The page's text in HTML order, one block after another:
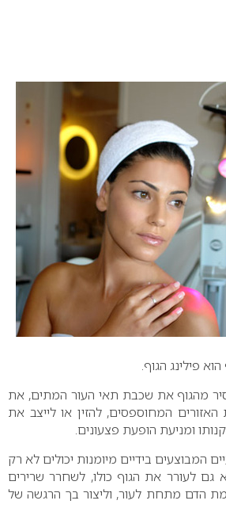
פילינג הגוף.
מהגוף את שכבת תאי העור המתים, את
המחוספסים, להזין או לייצב את
ומניעת הופעת פצעונים.
המבוצעים בידיים מיומנות יכולים לא רק
גם לעורר את הגוף כולו, לשחרר שרירים
הדם מתחת לעור, וליצור בך הרגשה של